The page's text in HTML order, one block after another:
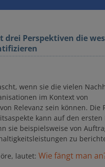
drei Perspektiven die
wenn sie die vielen
im Kontext von
Relevanz sein können. Die
kann auf den ersten
sie beispielsweise von
zu
lautet: Wie fängt man